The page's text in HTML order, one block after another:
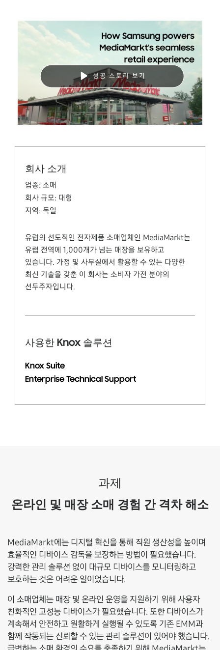
성공 스토리 보기
회사 소개
업종: 소매
회사 규모: 대형
지역: 독일
유럽의 선도적인 전자제품 소매업체인 MediaMarkt는
유럽 전역에 1,000개가 넘는 매장을 보유하고
있습니다. 가정 및 사무실에서 활용할 수 있는 다양한
최신 기술을 갖춘 이 회사는 소비자 가전 분야의
선두주자입니다.
사용한 Knox 솔루션
Knox Suite
Enterprise Technical Support
과제
온라인 및 매장 소매 경험 간 격차 해소
MediaMarkt에는 디지털 혁신을 통해 직원 생산성을 높이며
효율적인 디바이스 감독을 보장하는 방법이 필요했습니다.
강력한 관리 솔루션 없이 대규모 디바이스를 모니터링하고
보호하는 것은 어려운 일이었습니다.
이 소매업체는 매장 및 온라인 운영을 지원하기 위해 사용자
친화적인 고성능 디바이스가 필요했습니다. 또한 디바이스가
계속해서 안전하고 원활하게 실행될 수 있도록 기존 EMM과
함께 작동되는 신뢰할 수 있는 관리 솔루션이 있어야 했습니다.